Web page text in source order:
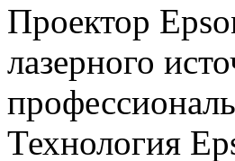
Проектор
лазерного
Технология